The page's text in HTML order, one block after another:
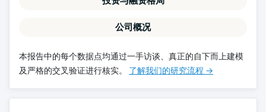
公司概况
本报告中的每个数据点均通过一手访谈、真正的自下而上建模
及严格的交叉验证进行核实。 了解我们的研究流程 →